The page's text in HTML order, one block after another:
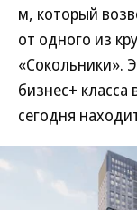
м, который
от одного из
«Сокольники».
бизнес+
сегодня